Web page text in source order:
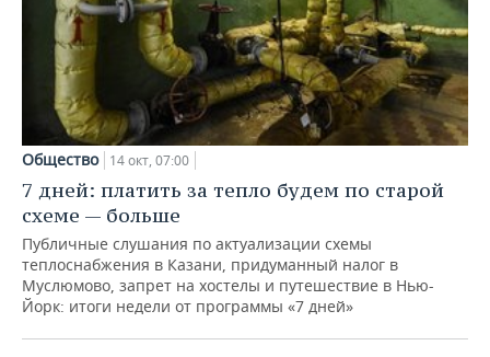
Общество 14 окт, 07:00
7 дней: платить за тепло будем по старой
схеме — больше
Публичные слушания по актуализации схемы
теплоснабжения в Казани, придуманный налог в
Муслюмово, запрет на хостелы и путешествие в Нью-
Йорк: итоги недели от программы «7 дней»